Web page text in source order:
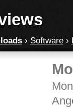
› Software›